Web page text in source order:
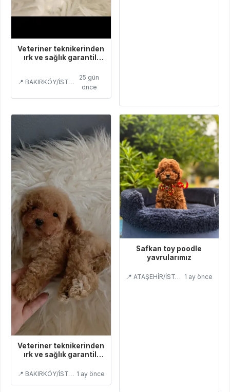
Veteriner teknikerinden
ırk ve sağlık garantili
📍 BAKIRKÖY/İSTANBUL
25 gün
önce
Veteriner teknikerinden
ırk ve sağlık garantili
📍 BAKIRKÖY/İSTANBUL 1 ay önce
Safkan toy poodle
yavrularımız
📍 ATAŞEHİR/İSTANBUL 1 ay önce